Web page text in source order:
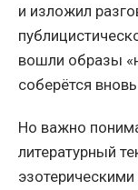
и изложил
вошли образы
соберётся
Но важно
литературный